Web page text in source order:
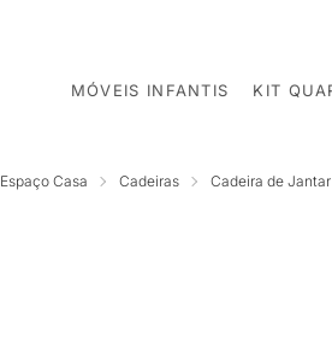
MÓVEIS INFANTIS KIT
Espaço Casa Cadeiras Cadeira de Jantar